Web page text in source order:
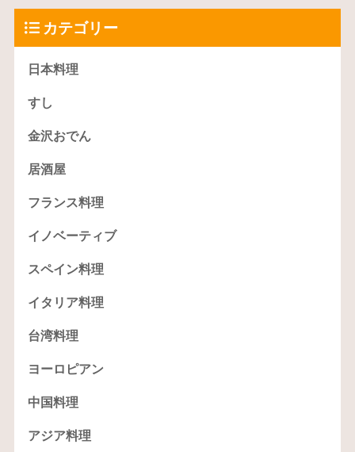
カテゴリー
日本料理
すし
金沢おでん
居酒屋
フランス料理
イノベーティブ
スペイン料理
イタリア料理
台湾料理
ヨーロピアン
中国料理
アジア料理